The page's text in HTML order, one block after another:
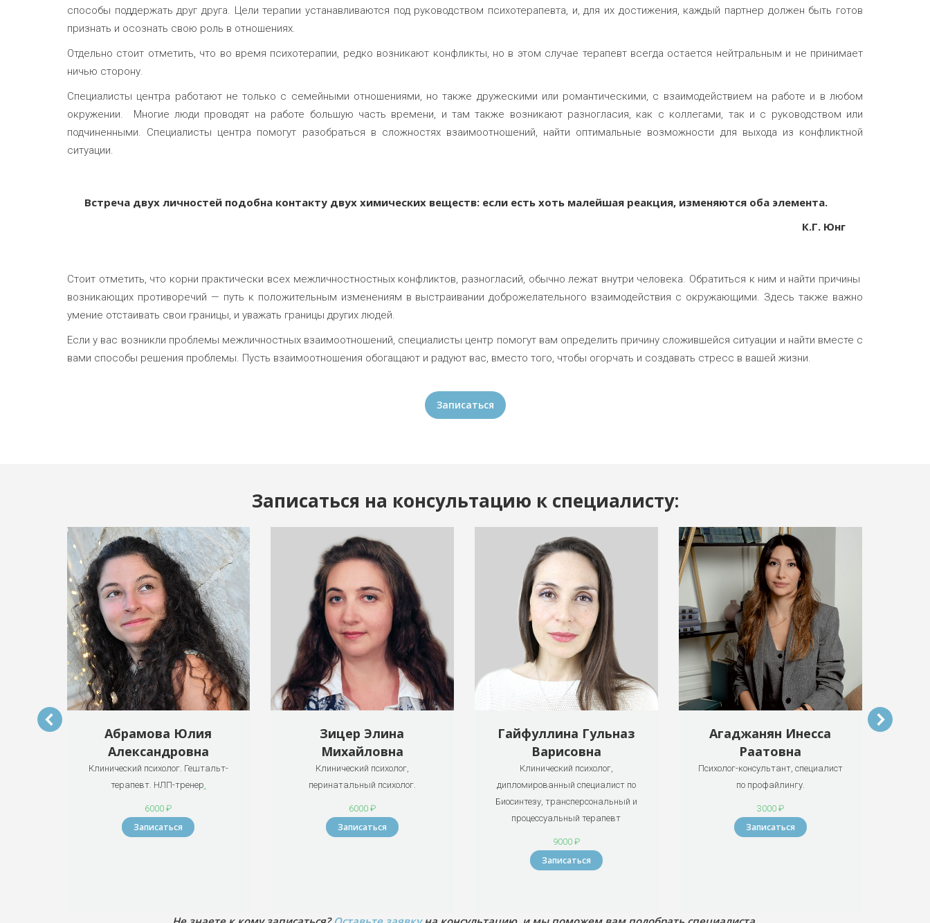
способы поддержать друг друга. Цели терапии устанавливаются под руководством психотерапевта, и, для их достижения, каждый партнер должен быть готов
признать и осознать свою роль в отношениях.
Отдельно стоит отметить, что во время психотерапии, редко возникают конфликты, но в этом случае терапевт всегда остается нейтральным и не принимает
ничью сторону.
Специалисты центра работают не только с семейными отношениями, но также дружескими или романтическими, с взаимодействием на работе и в любом
окружении. Многие люди проводят на работе большую часть времени, и там также возникают разногласия, как с коллегами, так и с руководством или
подчиненными. Специалисты центра помогут разобраться в сложностях взаимоотношений, найти оптимальные возможности для выхода из конфликтной
ситуации.
Встреча двух личностей подобна контакту двух химических веществ: если есть хоть малейшая реакция, изменяются оба элемента.
К.Г. Юнг
Стоит отметить, что корни практически всех межличностностных конфликтов, разногласий, обычно лежат внутри человека. Обратиться к ним и найти причины
возникающих противоречий — путь к положительным изменениям в выстраивании доброжелательного взаимодействия с окружающими. Здесь также важно
умение отстаивать свои границы, и уважать границы других людей.
Если у вас возникли проблемы межличностных взаимоотношений, специалисты центр помогут вам определить причину сложившейся ситуации и найти вместе с
вами способы решения проблемы. Пусть взаимоотношения обогащают и радуют вас, вместо того, чтобы огорчать и создавать стресс в вашей жизни.
Записаться
Записаться на консультацию к специалисту:
Абрамова Юлия
Александровна
Клинический психолог. Гештальт-
терапевт. НЛП-тренер
6000 ₽
Записаться
Зицер Элина
Михайловна
Клинический психолог,
перинатальный психолог.
6000 ₽
Записаться
Гайфуллина Гульназ
Варисовна
Клинический психолог,
дипломированный специалист по
Биосинтезу, трансперсональный и
процессуальный терапевт
9000 ₽
Записаться
Агаджанян Инесса
Раатовна
Психолог-консультант, специалист
по профайлингу.
3000 ₽
Записаться